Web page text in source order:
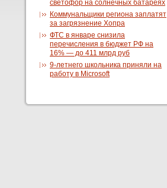
светофор на солнечных батареях
Коммунальщики региона заплатят
за загрязнение Хопра
ФТС в январе снизила
перечисления в бюджет РФ на
16% — до 411 млрд руб
9-летнего школьника приняли на
работу в Microsoft